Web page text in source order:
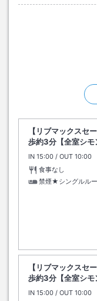
キングをご利用ください
【リブマックスセ
歩約3分【全室シモ
IN チェックイン
15:00 / OUT チェッ
10:00
食事なし
禁煙★シングルル
【リブマックスセ
歩約3分【全室シモ
IN チェックイン
15:00 / OUT チェッ
10:00